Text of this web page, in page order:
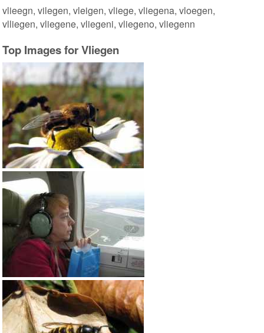
vlieegn, vilegen, vleigen, vliege, vliegena, vloegen,
vlliegen, vliegene, vliegeni, vliegeno, vliegenn
Top Images for Vliegen